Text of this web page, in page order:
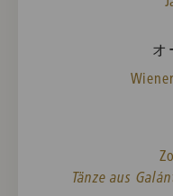
オ
Tänze aus